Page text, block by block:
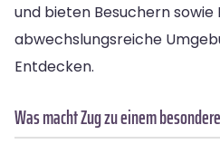
und bieten Besuchern sowie
abwechslungsreiche
Entdecken.
Was macht Zug zu einem